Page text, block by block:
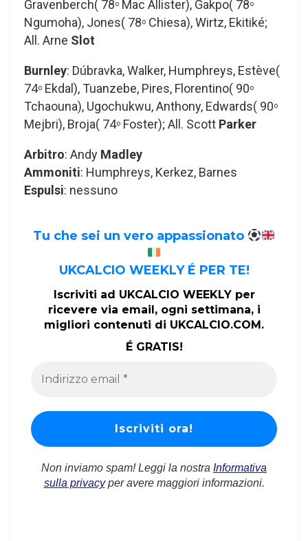
Gravenberch( 78o Mac Allister), Gakpo( 78o
Ngumoha), Jones( 78o Chiesa), Wirtz, Ekitiké;
All. Arne Slot
Burnley: Dúbravka, Walker, Humphreys, Estève(
74o Ekdal), Tuanzebe, Pires, Florentino( 90o
Tchaouna), Ugochukwu, Anthony, Edwards( 90o
Mejbri), Broja( 74o Foster); All. Scott Parker
Arbitro: Andy Madley
Ammoniti: Humphreys, Kerkez, Barnes
Espulsi: nessuno
Tu che sei un vero appassionato
UKCALCIO WEEKLY É PER TE!
Iscriviti ad UKCALCIO WEEKLY per
ricevere via email, ogni settimana, i
migliori contenuti di UKCALCIO.COM.
É GRATIS!
Non inviamo spam! Leggi la nostra Informativa
sulla privacyper avere maggiori informazioni.